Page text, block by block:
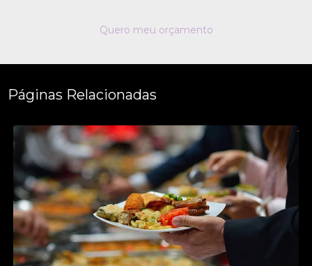
Quero meu orçamento
Páginas Relacionadas